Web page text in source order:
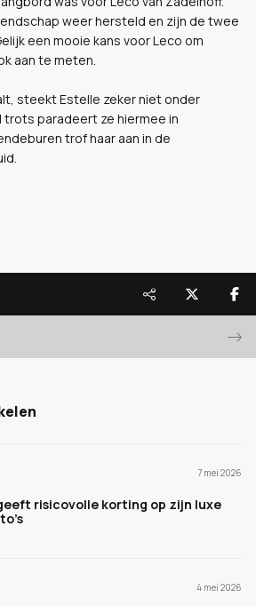
weer hersteld en zijn de twee
een mooie kans voor Leco om
aan te meten.
steekt Estelle zeker niet onder
trots paradeert ze hiermee in
trof haar aan in de
7 mei 2026
risicovolle korting op zijn luxe
4 mei 2026